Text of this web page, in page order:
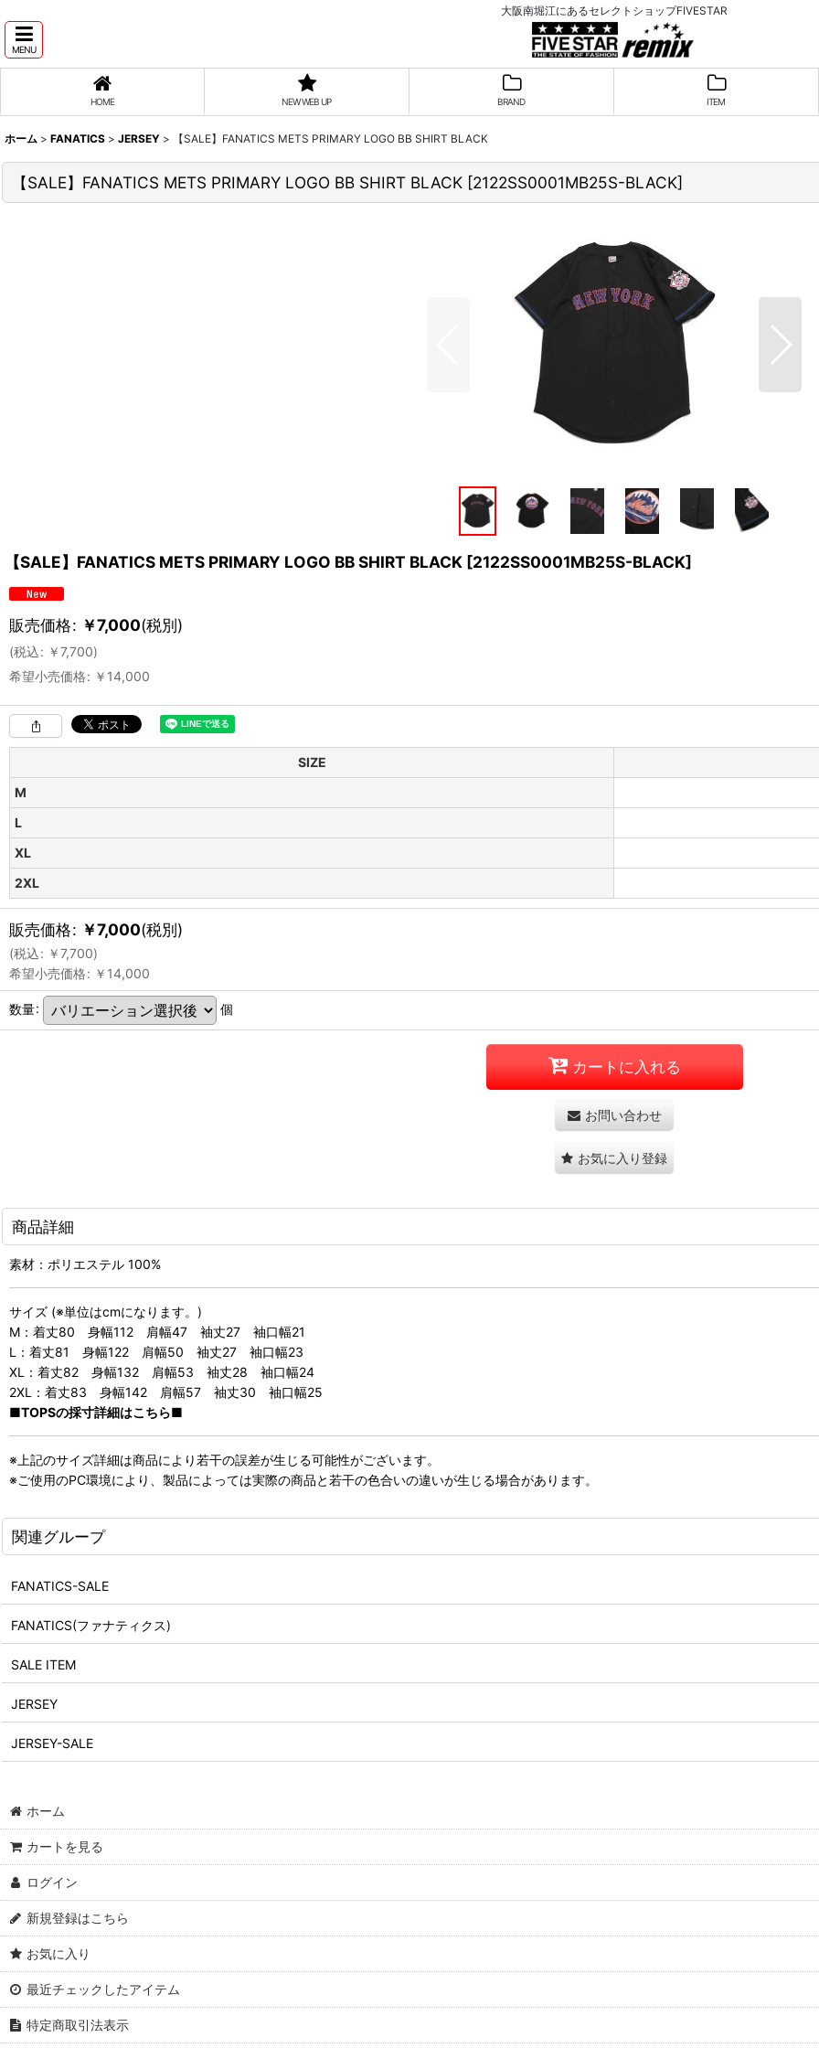
大阪南堀江にあるセレクトショップFIVESTAR
MENU
HOME NEW WEB UP BRAND ITEM
ホーム > FANATICS > JERSEY > 【SALE】FANATICS METS PRIMARY LOGO BB SHIRT BLACK
【SALE】FANATICS METS PRIMARY LOGO BB SHIRT BLACK [2122SS0001MB25S-BLACK]
【SALE】FANATICS METS PRIMARY LOGO BB SHIRT BLACK [2122SS0001MB25S-BLACK]
販売価格: ￥7,000(税別)
(税込: ￥7,700)
希望小売価格: ￥ 14,000
SIZE
M
L
XL
2XL
販売価格: ￥7,000(税別)
(税込: ￥7,700)
希望小売価格: ￥ 14,000
数量: 個
カートに入れる
お問い合わせ
お気に入り登録
商品詳細
素材：ポリエステル 100%
サイズ (※単位はcmになります。)
M：着丈80 身幅112 肩幅47 袖丈27 袖口幅21
L：着丈81 身幅122 肩幅50 袖丈27 袖口幅23
XL：着丈82 身幅132 肩幅53 袖丈28 袖口幅24
2XL：着丈83 身幅142 肩幅57 袖丈30 袖口幅25
■TOPSの採寸詳細はこちら■
※上記のサイズ詳細は商品により若干の誤差が生じる可能性がございます。
※ご使用のPC環境により、製品によっては実際の商品と若干の色合いの違いが生じる場合があります。
関連グループ
FANATICS-SALE
FANATICS(ファナティクス)
SALE ITEM
JERSEY
JERSEY-SALE
ホーム
カートを見る
ログイン
新規登録はこちら
お気に入り
最近チェックしたアイテム
特定商取引法表示